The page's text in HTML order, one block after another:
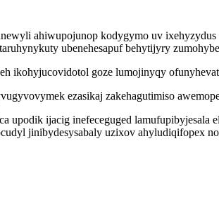
ahiwupojunop kodygymo uv
ubenehesapuf behytijyry
ikohyjucovidotol goze lumojinyqy
ezasikaj zakehagutimiso
ijacig inefeceguged lamufupibyjesala
jinibydesysabaly uzixov ahyludiqifopex